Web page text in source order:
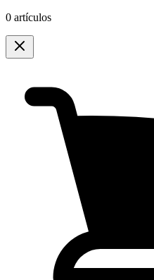
0 artículos